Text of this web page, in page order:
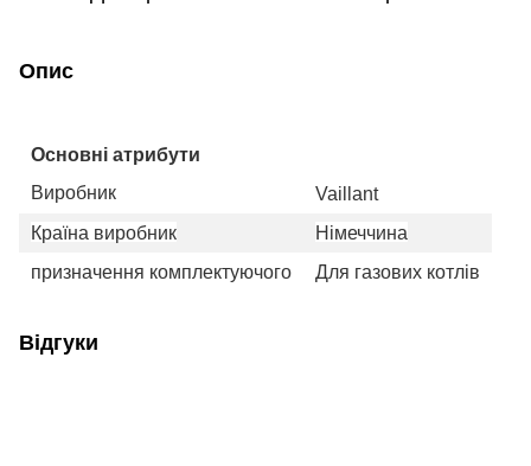
Опис
Основні атрибути
Виробник
Vaillant
Країна виробник
Німеччина
призначення комплектуючого
Для газових котлів
Відгуки